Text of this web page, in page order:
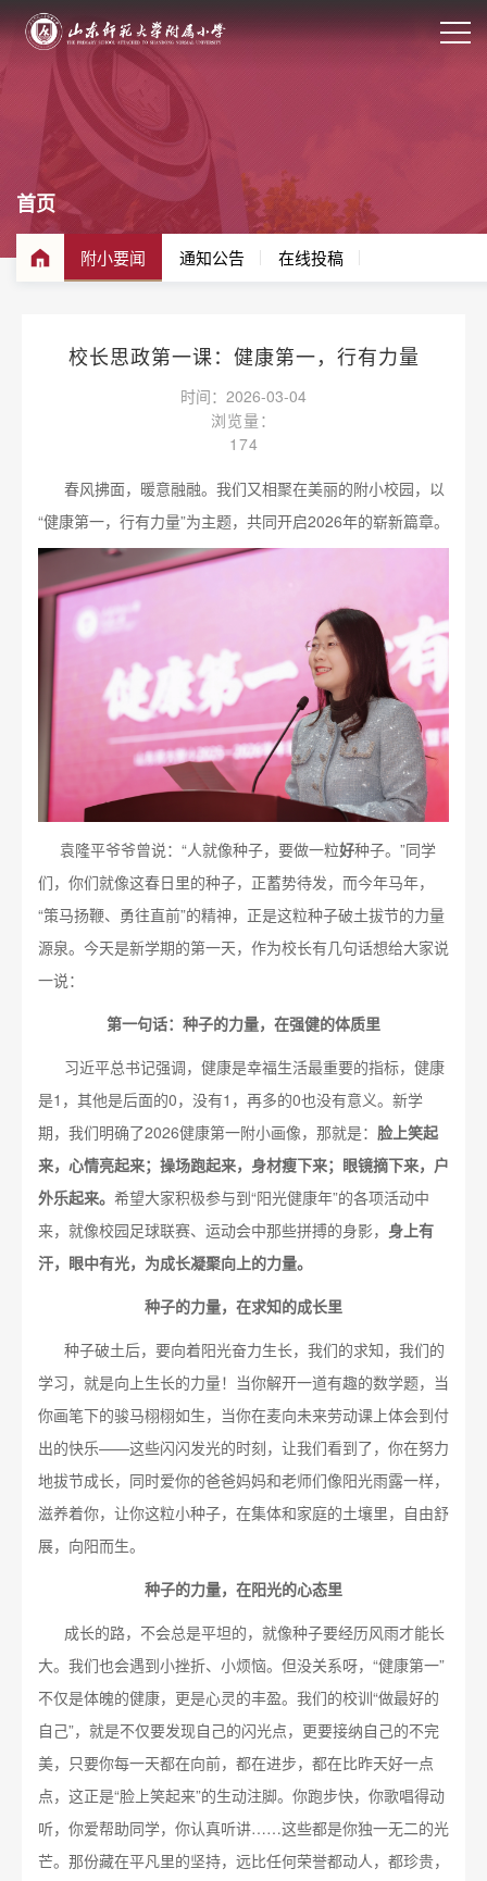
首页
附小要闻 通知公告 在线投稿
校长思政第一课：健康第一，行有力量
时间：2026-03-04
浏览量：
174
春风拂面，暖意融融。我们又相聚在美丽的附小校园，以
“健康第一，行有力量”为主题，共同开启2026年的崭新篇章。
袁隆平爷爷曾说：“人就像种子，要做一粒好种子。”同学
们，你们就像这春日里的种子，正蓄势待发，而今年马年，
“策马扬鞭、勇往直前”的精神，正是这粒种子破土拔节的力量
源泉。今天是新学期的第一天，作为校长有几句话想给大家说
一说：
第一句话： 种子的力量， 在强健的体质里
习近平总书记强调，健康是幸福生活最重要的指标，健康
是1，其他是后面的0，没有1，再多的0也没有意义。新学
期，我们明确了2026健康第一附小画像，那就是： 脸上笑起
来，心情亮起来；操场跑起来，身材瘦下来；眼镜摘下来，户
外乐起来。 希望大家积极参与到“阳光健康年”的各项活动中
来，就像校园足球联赛、运动会中那些拼搏的身影， 身上有
汗， 眼中有光， 为成长凝聚向上的力量。
种子的力量，在求知的成长里
种子破土后，要向着阳光奋力生长，我们的求知，我们的
学习，就是向上生长的力量！当你解开一道有趣的数学题，当
你画笔下的骏马栩栩如生，当你在麦向未来劳动课上体会到付
出的快乐——这些闪闪发光的时刻，让我们看到了，你在努力
地拔节成长，同时爱你的爸爸妈妈和老师们像阳光雨露一样，
滋养着你，让你这粒小种子，在集体和家庭的土壤里，自由舒
展，向阳而生。
种子的力量，在阳光的心态里
成长的路，不会总是平坦的，就像种子要经历风雨才能长
大。我们也会遇到小挫折、小烦恼。但没关系呀，“健康第一”
不仅是体魄的健康，更是心灵的丰盈。我们的校训“做最好的
自己”，就是不仅要发现自己的闪光点，更要接纳自己的不完
美，只要你每一天都在向前，都在进步，都在比昨天好一点
点，这正是“脸上笑起来”的生动注脚。你跑步快，你歌唱得动
听，你爱帮助同学，你认真听讲……这些都是你独一无二的光
芒。那份藏在平凡里的坚持，远比任何荣誉都动人，都珍贵，